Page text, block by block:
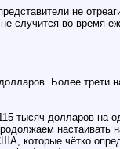
не
случится во время
Более
тысяч долларов на
настаивать
которые чётко